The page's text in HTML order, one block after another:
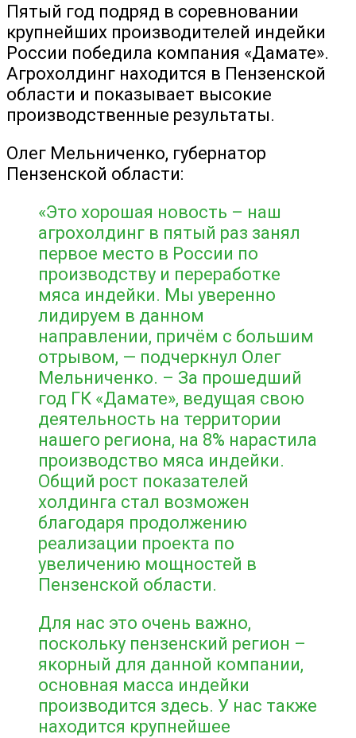
Пятый год подряд в соревновании
крупнейших производителей индейки
России победила компания «Дамате».
Агрохолдинг находится в Пензенской
области и показывает высокие
производственные результаты.
Олег Мельниченко, губернатор
Пензенской области:
«Это хорошая новость – наш
агрохолдинг в пятый раз занял
первое место в России по
производству и переработке
мяса индейки. Мы уверенно
лидируем в данном
направлении, причём с большим
отрывом, — подчеркнул Олег
Мельниченко. – За прошедший
год ГК «Дамате», ведущая свою
деятельность на территории
нашего региона, на 8% нарастила
производство мяса индейки.
Общий рост показателей
холдинга стал возможен
благодаря продолжению
реализации проекта по
увеличению мощностей в
Пензенской области.
Для нас это очень важно,
поскольку пензенский регион –
якорный для данной компании,
основная масса индейки
производится здесь. У нас также
находится крупнейшее